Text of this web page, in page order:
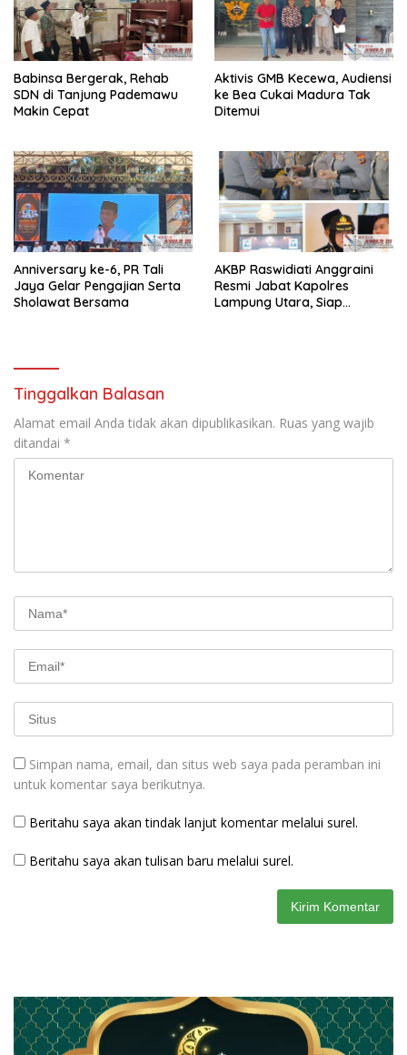
Babinsa Bergerak, Rehab
SDN di Tanjung Pademawu
Makin Cepat
Aktivis GMB Kecewa, Audiensi
ke Bea Cukai Madura Tak
Ditemui
Anniversary ke-6, PR Tali
Jaya Gelar Pengajian Serta
Sholawat Bersama
AKBP Raswidiati Anggraini
Resmi Jabat Kapolres
Lampung Utara, Siap
Tinggalkan Balasan
Alamat email Anda tidak akan dipublikasikan. Ruas yang wajib
ditandai *
Simpan nama, email, dan situs web saya pada peramban ini
untuk komentar saya berikutnya.
Beritahu saya akan tindak lanjut komentar melalui surel.
Beritahu saya akan tulisan baru melalui surel.